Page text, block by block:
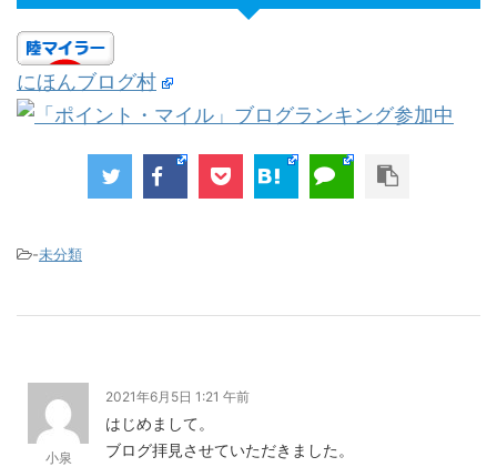
にほんブログ村
-未分類
小泉
2021年6月5日 1:21 午前
はじめまして。
ブログ拝見させていただきました。